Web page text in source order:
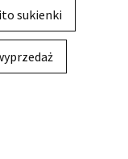
sukienki